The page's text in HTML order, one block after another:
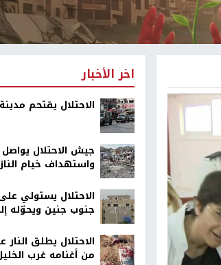
اخر الأخبار
الاحتلال يقتحم
جيش الاحتلال
واستهداف خيام
الاحتلال يستولي
جنوب جنين ويحوّله
الاحتلال يطلق النار
من أغنامه غرب